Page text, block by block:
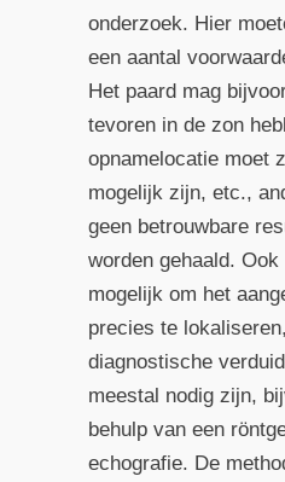
onderzoek. Hier
een aantal
Het paard mag
tevoren in de zon
opnamelocatie moet
mogelijk zijn, etc.,
geen betrouwbare
worden gehaald.
mogelijk om het
precies te
diagnostische
meestal nodig zijn,
behulp van een
echografie. De